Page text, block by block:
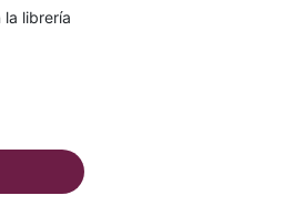
la librería